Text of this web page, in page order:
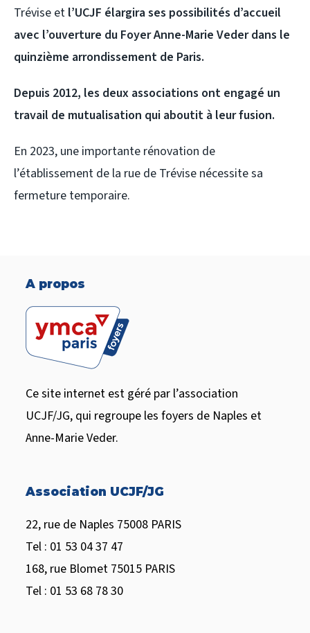
Trévise et l’UCJF élargira ses possibilités d’accueil
avec l’ouverture du Foyer Anne-Marie Veder dans le
quinzième arrondissement de Paris.
Depuis 2012, les deux associations ont engagé un
travail de mutualisation qui aboutit à leur fusion.
En 2023, une importante rénovation de
l’établissement de la rue de Trévise nécessite sa
fermeture temporaire.
A propos
Ce site internet est géré par l’association
UCJF/JG, qui regroupe les foyers de Naples et
Anne-Marie Veder.
Association UCJF/JG
22, rue de Naples 75008 PARIS
Tel : 01 53 04 37 47
168, rue Blomet 75015 PARIS
Tel : 01 53 68 78 30